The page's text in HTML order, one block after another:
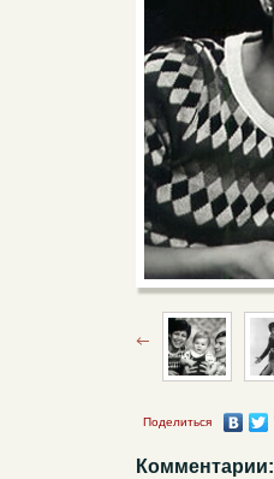
Поделиться
Комментарии: